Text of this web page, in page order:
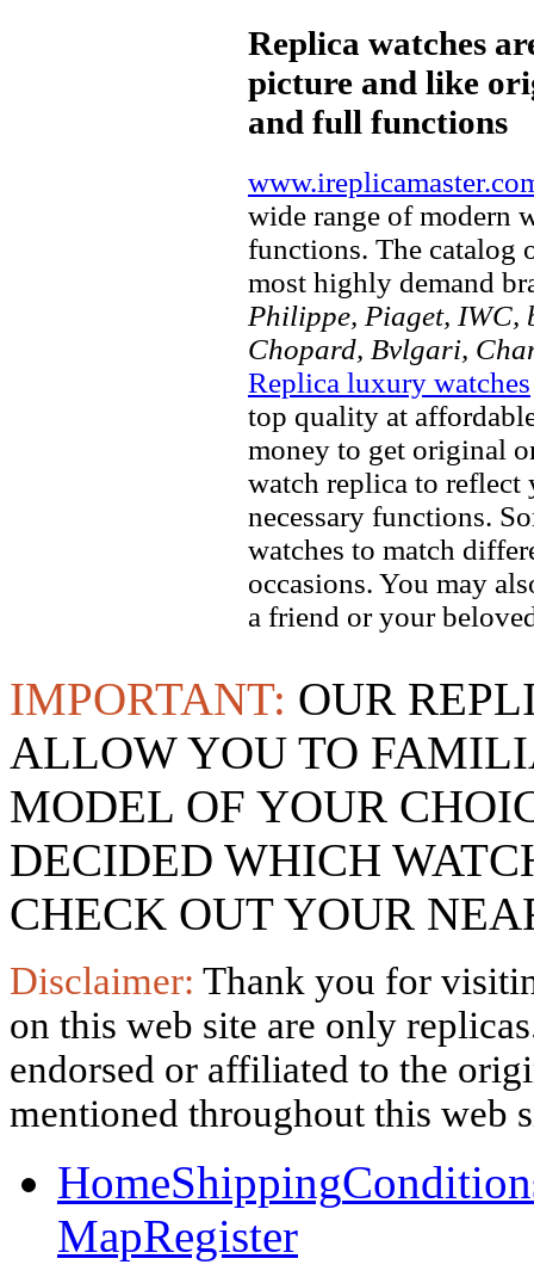
Replica watches
picture and like
and full functions
wide range of modern
functions. The catalog
most highly demand
Philippe, Piaget, IWC,
Chopard, Bvlgari,
Replica luxury watches
top quality at
money to get original
watch replica to
necessary functions.
watches to match
occasions. You may
a friend or your
IMPORTANT: OUR
ALLOW YOU TO
MODEL OF YOUR
DECIDED WHICH
CHECK OUT YOUR
Disclaimer: Thank you for
on this web site are only
endorsed or affiliated to the
mentioned throughout this web
HomeShipping
MapRegister